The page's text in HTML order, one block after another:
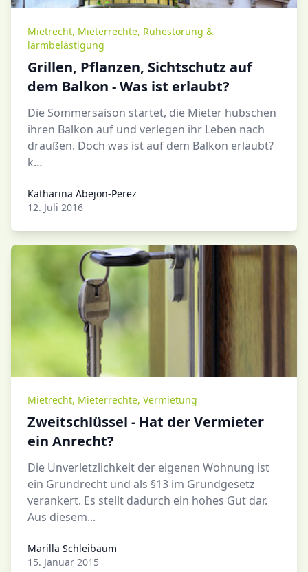
Mietrecht, Mieterrechte, Ruhestörung &
lärmbelästigung
Grillen, Pflanzen, Sichtschutz auf
dem Balkon - Was ist erlaubt?
Die Sommersaison startet, die Mieter hübschen
ihren Balkon auf und verlegen ihr Leben nach
draußen. Doch was ist auf dem Balkon erlaubt?
k…
Katharina Abejon-Perez
Katharina Abejon-Perez
12. Juli 2016
Mietrecht, Mieterrechte, Vermietung
Zweitschlüssel - Hat der Vermieter
ein Anrecht?
Die Unverletzlichkeit der eigenen Wohnung ist
ein Grundrecht und als §13 im Grundgesetz
verankert. Es stellt dadurch ein hohes Gut dar.
Aus diesem...
Marilla Schleibaum
Marilla Schleibaum
15. Januar 2015